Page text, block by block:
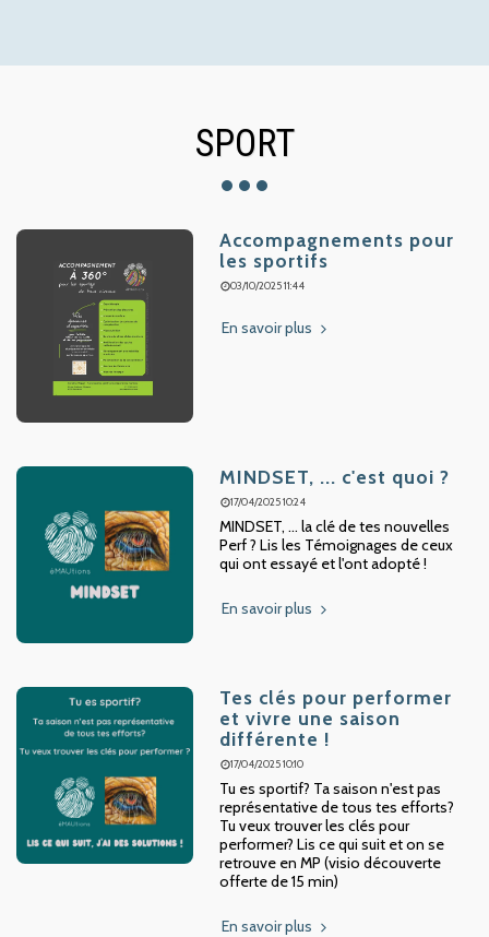
SPORT
Accompagnements pour
les sportifs
03/10/2025 11:44
En savoir plus
MINDSET, ... c'est quoi ?
17/04/2025 10:24
MINDSET, ... la clé de tes nouvelles
Perf ? Lis les Témoignages de ceux
qui ont essayé et l'ont adopté !
En savoir plus
Tes clés pour performer
et vivre une saison
différente !
17/04/2025 10:10
Tu es sportif? Ta saison n'est pas
représentative de tous tes efforts?
Tu veux trouver les clés pour
performer? Lis ce qui suit et on se
retrouve en MP (visio découverte
offerte de 15 min)
En savoir plus